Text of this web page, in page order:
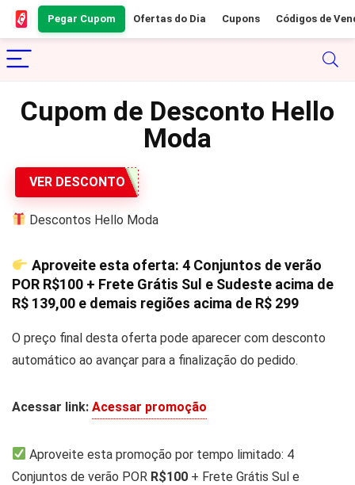
Pegar Cupom Ofertas do Dia Cupons Códigos de
Cupom de Desconto Hello
Moda
VER DESCONTO
Descontos Hello Moda
Aproveite esta oferta: 4 Conjuntos de verão
POR R$100 + Frete Grátis Sul e Sudeste acima de
R$ 139,00 e demais regiões acima de R$ 299
O preço final desta oferta pode aparecer com desconto
automático ao avançar para a finalização do pedido.
Acessar link: Acessar promoção
Aproveite esta promoção por tempo limitado: 4
Conjuntos de verão POR R$100 + Frete Grátis Sul e